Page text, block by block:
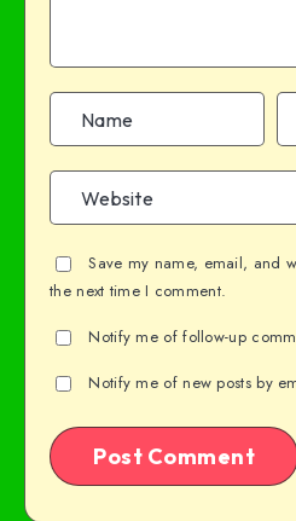
Save my name, email, and
the next time I comment.
Notify me of follow-up
Notify me of new posts by